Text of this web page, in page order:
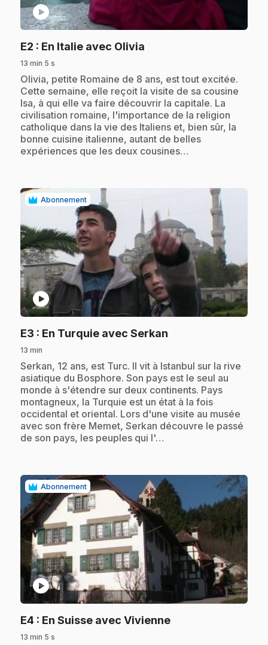
play_circle
E2 : En Italie avec Olivia
13 min 5 s
.Olivia, petite Romaine de 8 ans, est tout excitée.
Cette semaine, elle reçoit la visite de sa cousine
Isa, à qui elle va faire découvrir la capitale. La
civilisation romaine, l'importance de la religion
catholique dans la vie des Italiens et, bien sûr, la
bonne cuisine italienne, autant de belles
expériences que les deux cousines…
Abonnement
play_circle
E3 : En Turquie avec Serkan
13 min
.Serkan, 12 ans, est Turc. Il vit à Istanbul sur la rive
asiatique du Bosphore. Son pays est le seul au
monde à s'étendre sur deux continents. Pays
montagneux, la Turquie est un état à la fois
occidental et oriental. Lors d'une visite au musée
avec son frère Memet, Serkan découvre le passé
de son pays, les peuples qui l'…
Abonnement
play_circle
E4 : En Suisse avec Vivienne.
13 min 5 s